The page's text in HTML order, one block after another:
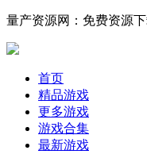
量产资源网：免费资源下
首页
精品游戏
更多游戏
游戏合集
最新游戏